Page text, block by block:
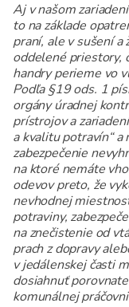
Aj v našom
to na základe
praní, ale v sušení a
oddelené priestory,
handry perieme vo
Podľa §19 ods. 1
orgány úradnej
prístrojov a
a kvalitu potravín“
zabezpečenie
na ktoré nemáte
odevov preto, že
nevhodnej
potraviny,
na znečistenie od
prach z dopravy
v jedálenskej časti
dosiahnuť
komunálnej